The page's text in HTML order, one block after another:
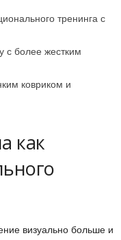
тренинга с
более жестким
ковриком и
как
визуально больше и